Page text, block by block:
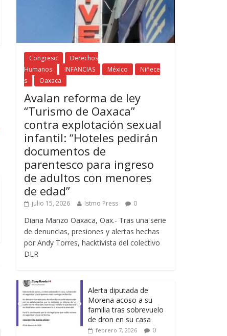
Congreso
Derechos
Humanos
INFANCIAS México
Niñece
s
Oaxaca
Avalan reforma de ley
“Turismo de Oaxaca”
contra explotación sexual
infantil: “Hoteles pedirán
documentos de
parentesco para ingreso
de adultos con menores
de edad”
julio 15, 2026 Istmo Press 0
Diana Manzo Oaxaca, Oax.- Tras una serie
de denuncias, presiones y alertas hechas
por Andy Torres, hacktivista del colectivo
DLR
Alerta diputada de
Morena acoso a su
familia tras sobrevuelo
de dron en su casa
febrero 7, 2026 0